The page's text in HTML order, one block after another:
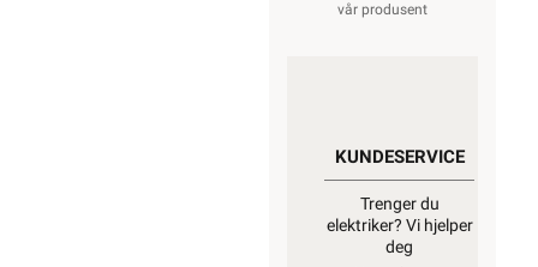
vår produsent
KUNDESERVICE
Trenger du
elektriker? Vi hjelper
deg